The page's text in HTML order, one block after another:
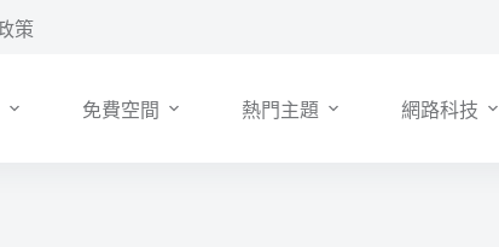
策
免費空間 熱門主題 網路科技